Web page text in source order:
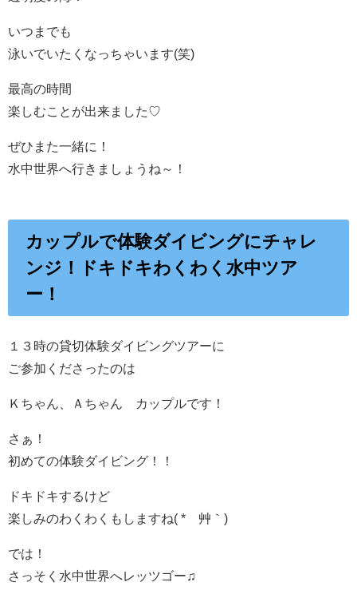
いつまでも
泳いでいたくなっちゃいます(笑)
最高の時間
楽しむことが出来ました♡
ぜひまた一緒に！
水中世界へ行きましょうね～！
カップルで体験ダイビングにチャレ
ンジ！ドキドキわくわく水中ツア
ー！
１３時の貸切体験ダイビングツアーに
ご参加くださったのは
Ｋちゃん、Ａちゃん カップルです！
さぁ！
初めての体験ダイビング！！
ドキドキするけど
楽しみのわくわくもしますね( *´艸｀)
では！
さっそく水中世界へレッツゴー♫